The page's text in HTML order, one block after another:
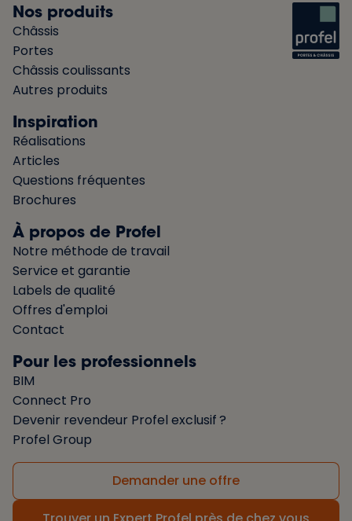
Nos produits
Châssis
Portes
Châssis coulissants
Autres produits
Inspiration
Réalisations
Articles
Questions fréquentes
Brochures
À propos de Profel
Notre méthode de travail
Service et garantie
Labels de qualité
Offres d'emploi
Contact
Pour les professionnels
BIM
Connect Pro
Devenir revendeur Profel exclusif ?
Profel Group
Demander une offre